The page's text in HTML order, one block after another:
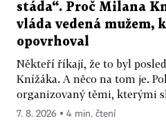
stáda“. Proč Milana
vláda vedená mužem,
opovrhoval
Někteří říkají, že to byl
Knížáka. A něco na tom je.
organizovaný těmi, kterými
7. 8. 2026 ▪ 4 min. čtení